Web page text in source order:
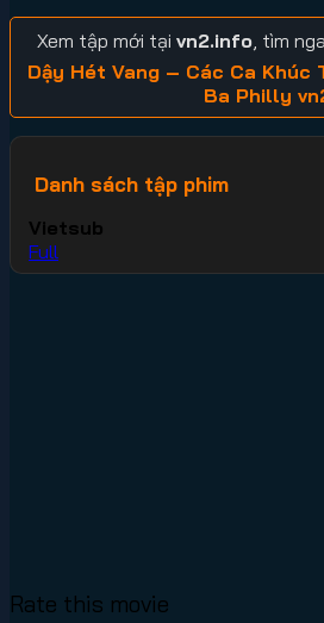
Xem tập mới tại vn2.info , tìm
Dậy Hét Vang – Các Ca Khúc
Ba Philly
Danh sách tập phim
Vietsub
Full
Rate this movie